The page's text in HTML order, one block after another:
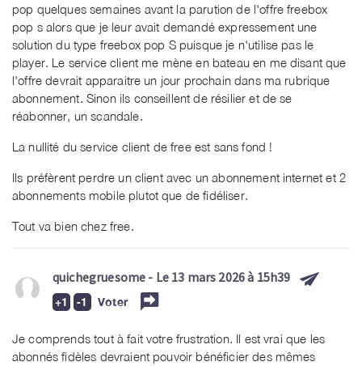
pop quelques semaines avant la parution de l'offre freebox
pop s alors que je leur avait demandé expressement une
solution du type freebox pop S puisque je n'utilise pas le
player. Le service client me mène en bateau en me disant que
l'offre devrait apparaitre un jour prochain dans ma rubrique
abonnement. Sinon ils conseillent de résilier et de se
réabonner, un scandale.
La nullité du service client de free est sans fond !
Ils préfèrent perdre un client avec un abonnement internet et 2
abonnements mobile plutot que de fidéliser.
Tout va bien chez free.
quichegruesome - Le 13 mars 2026 à 15h39
Voter
Je comprends tout à fait votre frustration. Il est vrai que les
abonnés fidèles devraient pouvoir bénéficier des mêmes